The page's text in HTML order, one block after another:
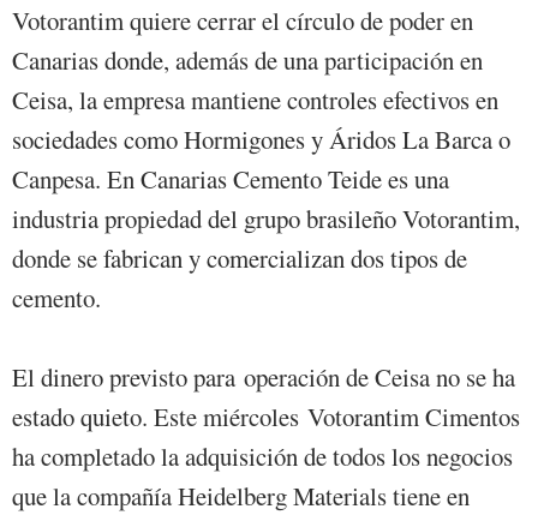
Votorantim quiere cerrar el círculo de poder en
Canarias donde, además de una participación en
Ceisa, la empresa mantiene controles efectivos en
sociedades como Hormigones y Áridos La Barca o
Canpesa. En Canarias Cemento Teide es una
industria propiedad del grupo brasileño Votorantim,
donde se fabrican y comercializan dos tipos de
cemento.
El dinero previsto para operación de Ceisa no se ha
estado quieto. Este miércoles Votorantim Cimentos
ha completado la adquisición de todos los negocios
que la compañía Heidelberg Materials tiene en